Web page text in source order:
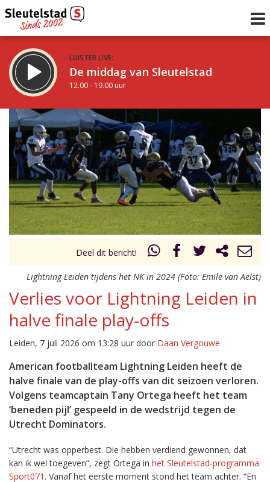
LUISTER LIVE:
De middag van Sleutelstad
12.00 - 19.00 uur
STRAKS:
De avond van Sleutelstad
19.00 - 22.00 uur
Vorig uur
uur 1 van 0 Volgend uur
Inklappen
Deel dit bericht!
Lightning Leiden tijdens het NK in 2024 (Foto: Emile van Aelst)
Verlies voor Lightning Leiden in
halve finale play-offs
Leiden, 7 juli 2026 om 13:28 uur door Daan Vergouwe
American footballteam Lightning Leiden heeft de
halve finale van de play-offs van dit seizoen verloren.
Volgens teamcaptain Tany Ortega heeft het team
‘beneden pijl’ gespeeld in de wedstrijd tegen de
Utrecht Dominators.
“Utrecht was opperbest. Die hebben verdiend gewonnen, dat
kan ik wel toegeven”, zegt Ortega in het Sleutelstad-programma
Sport071 . Vanaf het eerste moment stond het team achter. “En